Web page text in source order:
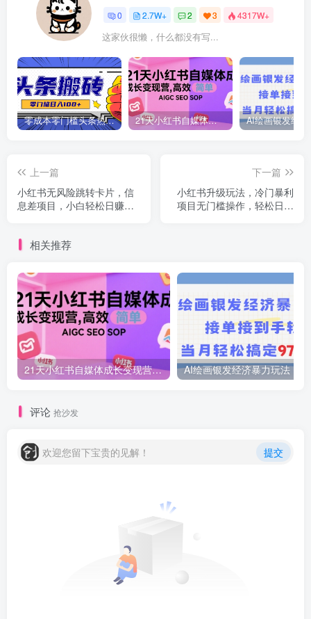
0 2.7W+ 2 3 4317W+
这家伙很懒，什么都没有写...
零成本零门槛头条热点搬运术，零门槛日入100+，工具+教程全部附上 21天小红书自媒体成长变现营，高效 简单 AIGC SEO SOP
上一篇
小红书无风险跳转卡片，信
息差项目，小白轻松日赚
下一篇
小红书升级玩法，冷门暴利
项目无门槛操作，轻松日赚
相关推荐
21天小红书自媒体成长变现营，高效 简单 AIGC SEO SOP
评论 抢沙发
欢迎您留下宝贵的见解！ 提交